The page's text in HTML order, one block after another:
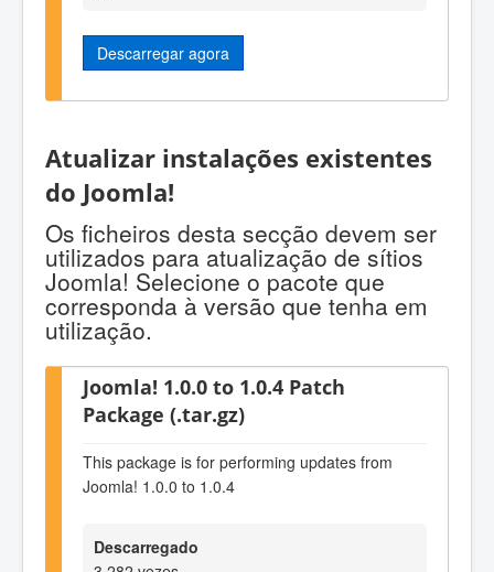
Descarregar agora
Atualizar instalações existentes
do Joomla!
Os ficheiros desta secção devem ser
utilizados para atualização de sítios
Joomla! Selecione o pacote que
corresponda à versão que tenha em
utilização.
Joomla! 1.0.0 to 1.0.4 Patch
Package (.tar.gz)
This package is for performing updates from
Joomla! 1.0.0 to 1.0.4
Descarregado